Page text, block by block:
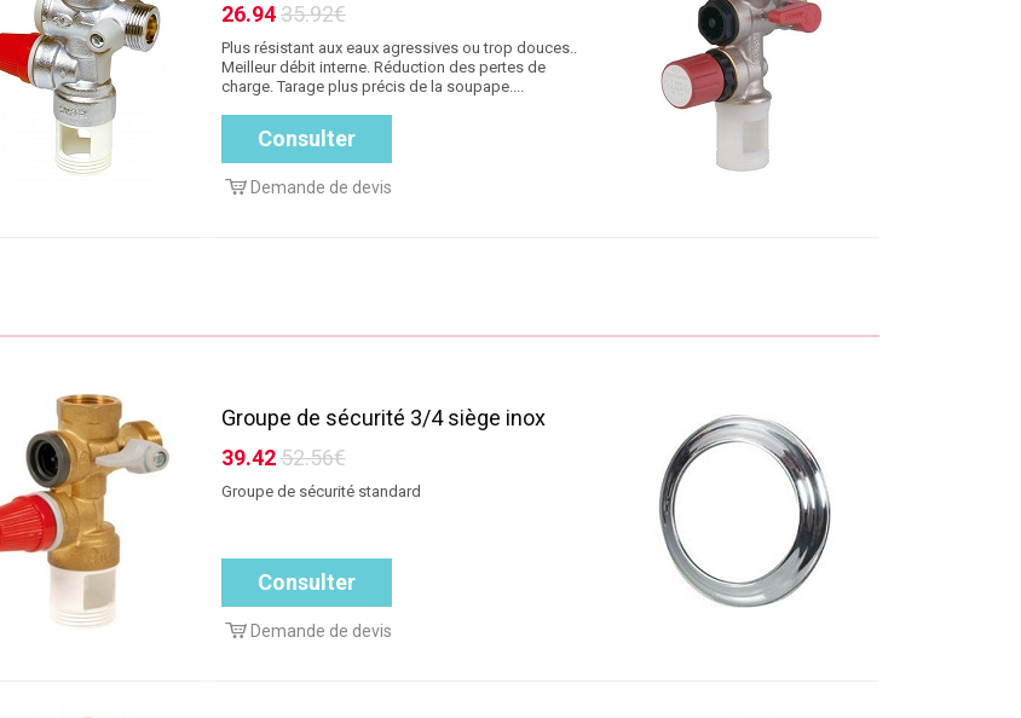
26.9435.92€
Plus résistant aux eaux agressives ou trop douces..
Meilleur débit interne. Réduction des pertes de
charge. Tarage plus précis de la soupape....
Consulter
Demande de devis
Groupe de sécurité 3/4 siège inox
39.4252.56€
Groupe de sécurité standard
Consulter
Demande de devis